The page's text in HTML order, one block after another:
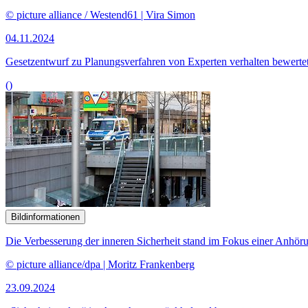
© picture alliance / Westend61 | Vira Simon
04.11.2024
Gesetzentwurf zu Planungsverfahren von Experten verhalten
()
Bildinformationen
Die Verbesserung der inneren Sicherheit stand im Fokus einer
© picture alliance/dpa | Moritz Frankenberg
23.09.2024